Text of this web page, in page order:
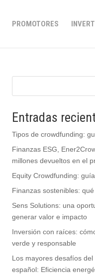
PROMOTORES
Entradas
Tipos de crowdfunding:
Finanzas ESG,
millones devueltos en el
Equity Crowdfunding:
Finanzas sostenibles:
Sens Solutions: una
generar valor e impacto
Inversión con raíces:
verde y responsable
Los mayores desafíos
español: Eficiencia